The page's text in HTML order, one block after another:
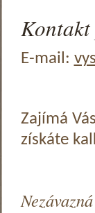
E-mail:
Zajímá
získáte